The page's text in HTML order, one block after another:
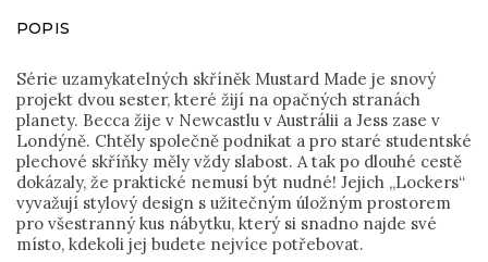
POPIS
Série uzamykatelných skříněk Mustard Made je snový
projekt dvou sester, které žijí na opačných stranách
planety. Becca žije v Newcastlu v Austrálii a Jess zase v
Londýně. Chtěly společně podnikat a pro staré studentské
plechové skříňky měly vždy slabost. A tak po dlouhé cestě
dokázaly, že praktické nemusí být nudné! Jejich „Lockers“
vyvažují stylový design s užitečným úložným prostorem
pro všestranný kus nábytku, který si snadno najde své
místo, kdekoli jej budete nejvíce potřebovat.